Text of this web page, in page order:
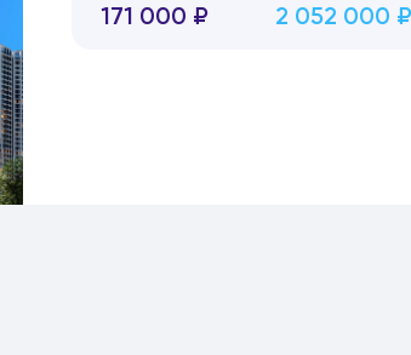
171 000 ₽ 2 052 000 ₽